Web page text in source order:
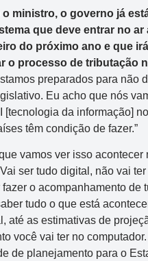
ministro, o governo já
que deve entrar no ar
do próximo ano e que
o processo de tributação
preparados para não
Eu acho que nós
[tecnologia da informação]
têm condição de fazer.”
vamos ver isso acontecer
ser tudo digital, não vai
o acompanhamento de
tudo o que está
até as estimativas de
você vai ter no
de planejamento para o